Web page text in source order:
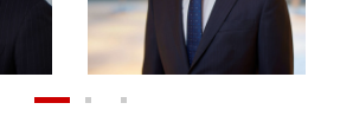
联络我们